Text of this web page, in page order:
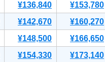
¥136,840 ¥153,780
¥142,670 ¥160,270
¥148,500 ¥166,650
¥154,330 ¥173,140